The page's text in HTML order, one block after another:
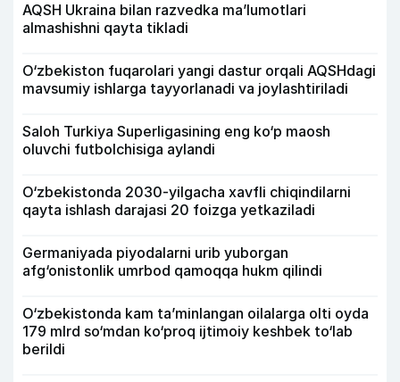
AQSH Ukraina bilan razvedka ma’lumotlari
almashishni qayta tikladi
O‘zbekiston fuqarolari yangi dastur orqali AQSHdagi
mavsumiy ishlarga tayyorlanadi va joylashtiriladi
Saloh Turkiya Superligasining eng ko‘p maosh
oluvchi futbolchisiga aylandi
O‘zbekistonda 2030-yilgacha xavfli chiqindilarni
qayta ishlash darajasi 20 foizga yetkaziladi
Germaniyada piyodalarni urib yuborgan
afg‘onistonlik umrbod qamoqqa hukm qilindi
O‘zbekistonda kam ta’minlangan oilalarga olti oyda
179 mlrd so‘mdan ko‘proq ijtimoiy keshbek to‘lab
berildi